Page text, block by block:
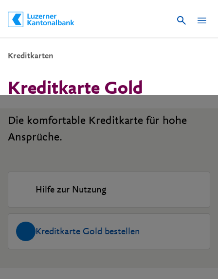
Suche
Kreditkarten
Kreditkarte Gold
Die komfortable Kreditkarte für hohe
Ansprüche.
Hilfe zur Nutzung
Kreditkarte Gold bestellen